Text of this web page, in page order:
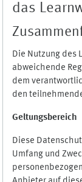
das
Die Nutzung des
abweichende
dem
den
Geltungsbereich
Diese
Umfang und